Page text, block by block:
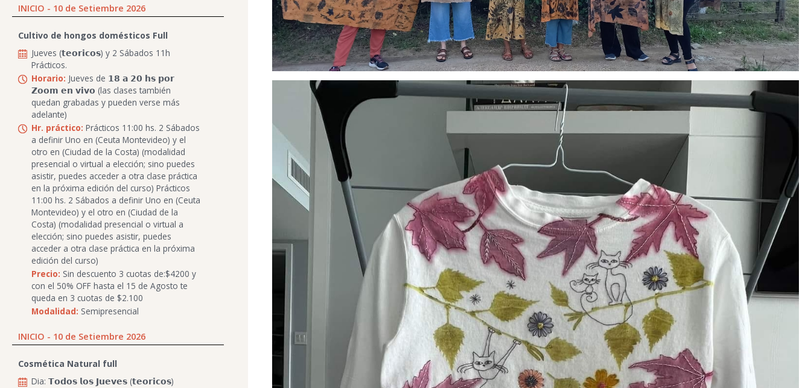
INICIO - 10 de Setiembre 2026
Cultivo de hongos domésticos Full
Jueves (𝘁𝗲𝗼𝗿𝗶𝗰𝗼𝘀) y 2 Sábados 11h
Prácticos.
Horario: Jueves de 𝟭𝟴 𝗮 𝟮𝟬 𝗵𝘀 𝗽𝗼𝗿
𝗭𝗼𝗼𝗺 𝗲𝗻 𝘃𝗶𝘃𝗼 (las clases también
quedan grabadas y pueden verse más
adelante)
Hr. práctico: Prácticos 11:00 hs. 2 Sábados
a definir Uno en (Ceuta Montevideo) y el
otro en (Ciudad de la Costa) (modalidad
presencial o virtual a elección; sino puedes
asistir, puedes acceder a otra clase práctica
en la próxima edición del curso) Prácticos
11:00 hs. 2 Sábados a definir Uno en (Ceuta
Montevideo) y el otro en (Ciudad de la
Costa) (modalidad presencial o virtual a
elección; sino puedes asistir, puedes
acceder a otra clase práctica en la próxima
edición del curso)
Precio: Sin descuento 3 cuotas de:$4200 y
con el 50% OFF hasta el 15 de Agosto te
queda en 3 cuotas de $2.100
Modalidad: Semipresencial
INICIO - 10 de Setiembre 2026
Cosmética Natural full
Dia: 𝗧𝗼𝗱𝗼𝘀 𝗹𝗼𝘀 𝗝𝘂𝗲𝘃𝗲𝘀 (𝘁𝗲𝗼𝗿𝗶𝗰𝗼𝘀)